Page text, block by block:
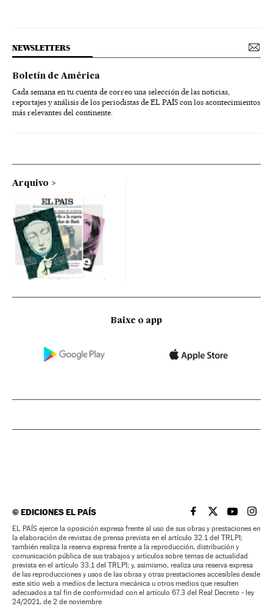
NEWSLETTERS
Boletín de América
Cada semana en tu cuenta de correo una selección de las noticias,
reportajes y análisis de los periodistas de EL PAÍS con los acontecimientos
más relevantes del continente.
Arquivo
Baixe o app
©EDICIONES EL PAÍS EL PAÍS BRASIL EN
EL PAÍSEL PAÍS
EL
EL PAÍS ejerce la oposición expresa frente al uso de sus obras y prestaciones en
la elaboración de revistas de prensa prevista en el artículo 32.1 del TRLPI;
también realiza la reserva expresa frente a la reproducción, distribución y
comunicación pública de sus trabajos y artículos sobre temas de actualidad
prevista en el artículo 33.1 del TRLPI; y, asimismo, realiza una reserva expresa
de las reproducciones y usos de las obras y otras prestaciones accesibles desde
este sitio web a medios de lectura mecánica u otros medios que resulten
adecuados a tal fin de conformidad con el artículo 67.3 del Real Decreto - ley
24/2021, de 2 de noviembre